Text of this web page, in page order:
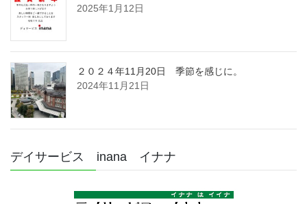
2025年1月12日
２０２４年11月20日 季節を感じに。
2024年11月21日
デイサービス inana イナナ